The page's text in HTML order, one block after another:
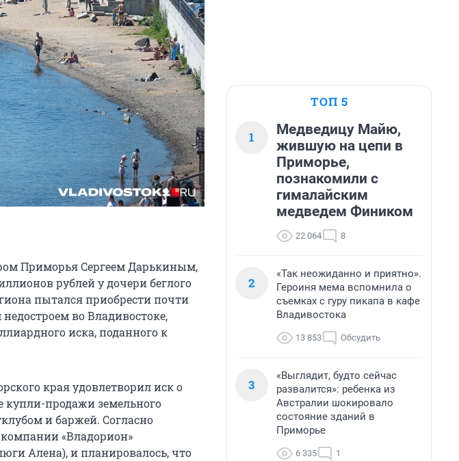
Приморья Сергеем Дарькиным,
рублей у дочери беглого
пытался приобрести почти
недостроем во Владивостоке,
иска, поданного к
края удовлетворил иск о
купли-продажи земельного
и баржей. Согласно
«Владорион»
Алена), и планировалось, что
ТОП 5
1
Медведицу Майю,
жившую на цепи в
Приморье,
познакомили с
гималайским
медведем Фиником
22 064 8
2
«Так неожиданно и приятно».
Героиня мема вспомнила о
съемках с гуру пикапа в кафе
Владивостока
13 853 Обсудить
3
«Выглядит, будто сейчас
развалится»: ребенка из
Австралии шокировало
состояние зданий в
Приморье
6 335 1